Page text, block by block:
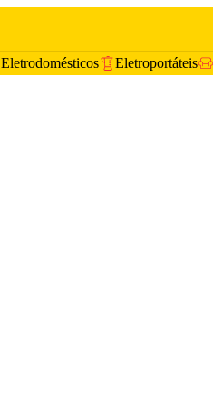
Eletrodomésticos Eletroportáteis